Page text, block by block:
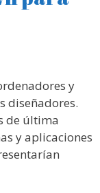
y
diseñadores.
de última
y aplicaciones